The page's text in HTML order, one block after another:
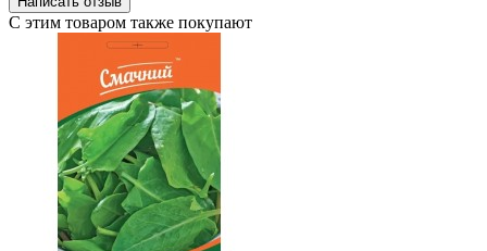
С этим товаром также покупают